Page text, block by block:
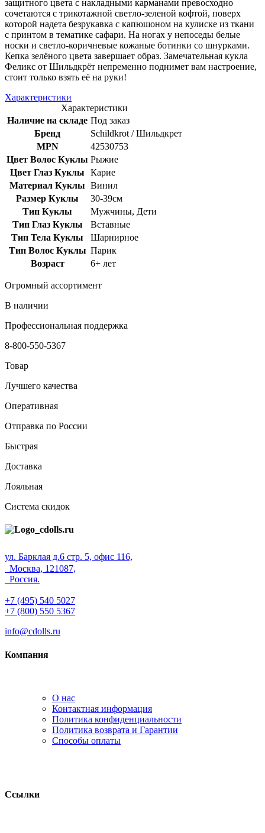
защитного цвета с накладными карманами превосходно
сочетаются с трикотажной светло-зеленой кофтой, поверх
которой надета безрукавка с капюшоном на кулиске из ткани
с принтом в тематике сафари. На ногах у непоседы белые
носки и светло-коричневые кожаные ботинки со шнурками.
Кепка зелёного цвета завершает образ. Замечательная кукла
Феликс от Шильдкрёт непременно поднимет вам настроение,
стоит только взять её на руки!
Характеристики
Характеристики
Наличие на складе Под заказ
Бренд
Schildkrot / Шильдкрет
MPN
42530753
Цвет Волос Куклы Рыжие
Цвет Глаз Куклы
Карие
Материал Куклы Винил
Размер Куклы
30-39см
Тип Куклы
Мужчины, Дети
Тип Глаз Куклы
Вставные
Тип Тела Куклы
Шарнирное
Тип Волос Куклы Парик
Возраст
6+ лет
Огромный ассортимент
В наличии
Профессиональная поддержка
8-800-550-5367
Товар
Лучшего качества
Оперативная
Отправка по России
Быстрая
Доставка
Лояльная
Система скидок
ул. Барклая д.6 стр. 5, офис 116,
Москва, 121087,
Россия.
+7 (495) 540 5027
+7 (800) 550 5367
info@cdolls.ru
Компания
О нас
Контактная информация
Политика конфиденциальности
Политика возврата и Гарантии
Способы оплаты
Ссылки